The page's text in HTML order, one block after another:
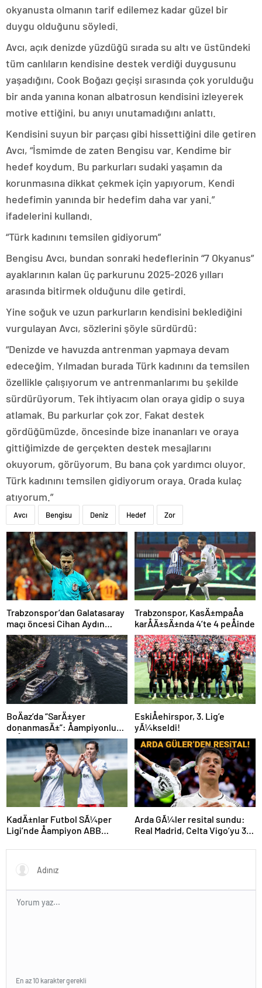
okyanusta olmanın tarif edilemez kadar güzel bir
duygu olduğunu söyledi.
Avcı, açık denizde yüzdüğü sırada su altı ve üstündeki
tüm canlıların kendisine destek verdiği duygusunu
yaşadığını, Cook Boğazı geçişi sırasında çok yorulduğu
bir anda yanına konan albatrosun kendisini izleyerek
motive ettiğini, bu anıyı unutamadığını anlattı.
Kendisini suyun bir parçası gibi hissettiğini dile getiren
Avcı, “İsmimde de zaten Bengisu var. Kendime bir
hedef koydum. Bu parkurları sudaki yaşamın da
korunmasına dikkat çekmek için yapıyorum. Kendi
hedefimin yanında bir hedefim daha var yani.”
ifadelerini kullandı.
“Türk kadınını temsilen gidiyorum”
Bengisu Avcı, bundan sonraki hedeflerinin “7 Okyanus”
ayaklarının kalan üç parkurunu 2025-2026 yılları
arasında bitirmek olduğunu dile getirdi.
Yine soğuk ve uzun parkurların kendisini beklediğini
vurgulayan Avcı, sözlerini şöyle sürdürdü:
“Denizde ve havuzda antrenman yapmaya devam
edeceğim. Yılmadan burada Türk kadınını da temsilen
özellikle çalışıyorum ve antrenmanlarımı bu şekilde
sürdürüyorum. Tek ihtiyacım olan oraya gidip o suya
atlamak. Bu parkurlar çok zor. Fakat destek
gördüğümüzde, öncesinde bize inananları ve oraya
gittiğimizde de gerçekten destek mesajlarını
okuyorum, görüyorum. Bu bana çok yardımcı oluyor.
Türk kadınını temsilen gidiyorum oraya. Orada kulaç
atıyorum.”
Avcı Bengisu Deniz Hedef Zor
Trabzonspor’dan Galatasaray
maçı öncesi Cihan Aydın
tepkisi!
Trabzonspor, KasÄ±mpaÅa
karÅÄ±sÄ±nda 4’te 4 peÅinde
BoÄaz’da “SarÄ±yer
donanmasÄ±”: Åampiyonluk
coÅkuyla kutlandÄ±
EskiÅehirspor, 3. Lig’e
yÃ¼kseldi!
KadÄ±nlar Futbol SÃ¼per
Ligi’nde Åampiyon ABB
Arda GÃ¼ler resital sundu:
Real Madrid, Celta Vigo’yu 3
En az 10 karakter gerekli